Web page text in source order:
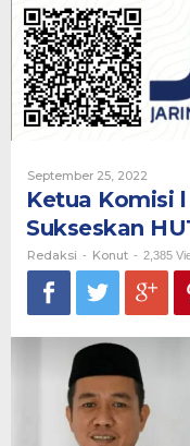
September 25, 2022
Redaksi
Ketua Komisi
Sukseskan
Redaksi - Konut - 2,385